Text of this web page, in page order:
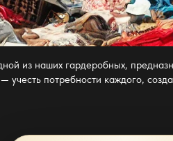
из наших гардеробных,
учесть потребности каждого,